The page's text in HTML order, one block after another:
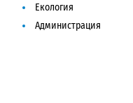
Екология
Администрация